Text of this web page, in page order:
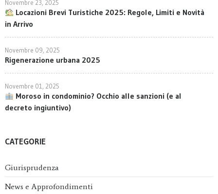
Novembre 23, 2025
Locazioni Brevi Turistiche 2025: Regole, Limiti e Novità
in Arrivo
Novembre 09, 2025
Rigenerazione urbana 2025
Novembre 01, 2025
Moroso in condominio? Occhio alle sanzioni (e al
decreto ingiuntivo)
CATEGORIE
Giurisprudenza
News e Approfondimenti